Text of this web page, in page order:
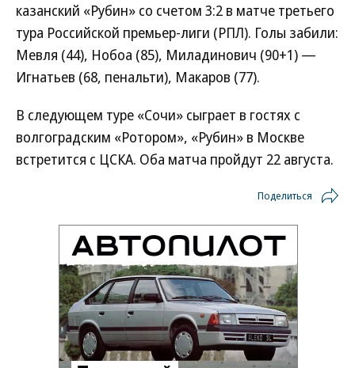
казанский «Рубин» со счетом 3:2 в матче третьего
тура Российской премьер-лиги (РПЛ). Голы забили:
Мевля (44), Нобоа (85), Миладинович (90+1) —
Игнатьев (68, пенальти), Макаров (77).
В следующем туре «Сочи» сыграет в гостях с
волгоградским «Ротором», «Рубин» в Москве
встретится с ЦСКА. Оба матча пройдут 22 августа.
Поделиться